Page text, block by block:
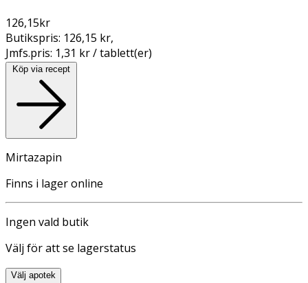
126,15kr
Butikspris: 126,15 kr,
Jmfs.pris: 1,31 kr / tablett(er)
Köp via recept
Mirtazapin
Finns i lager online
Ingen vald butik
Välj för att se lagerstatus
Välj apotek